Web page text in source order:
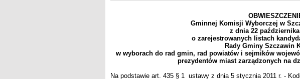
Gminnej Komisji Wyborczej w
z dnia 22 października
o zarejestrowanych listach
Rady Gminy Szczawin
w wyborach do rad gmin, rad powiatów i sejmików
prezydentów miast zarządzonych na
Na podstawie art. 435 § 1 ustawy z dnia 5 stycznia 2011 r. -